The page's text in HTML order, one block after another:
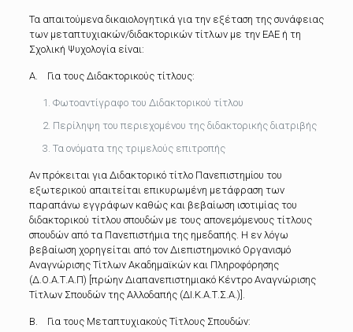
Τα απαιτούμενα δικαιολογητικά για την εξέταση της συνάφειας
των μεταπτυχιακών/διδακτορικών τίτλων με την ΕΑΕ ή τη
Σχολική Ψυχολογία είναι:
Α. Για τους Διδακτορικούς τίτλους:
Φωτοαντίγραφο του Διδακτορικού τίτλου
Περίληψη του περιεχομένου της διδακτορικής διατριβής
Τα ονόματα της τριμελούς επιτροπής
Αν πρόκειται για Διδακτορικό τίτλο Πανεπιστημίου του
εξωτερικού απαιτείται επικυρωμένη μετάφραση των
παραπάνω εγγράφων καθώς και βεβαίωση ισοτιμίας του
διδακτορικού τίτλου σπουδών με τους απονεμόμενους τίτλους
σπουδών από τα Πανεπιστήμια της ημεδαπής. Η εν λόγω
βεβαίωση χορηγείται από τον Διεπιστημονικό Οργανισμό
Αναγνώρισης Τίτλων Ακαδημαϊκών και Πληροφόρησης
(Δ.Ο.Α.Τ.Α.Π) [πρώην Διαπανεπιστημιακό Κέντρο Αναγνώρισης
Τίτλων Σπουδών της Αλλοδαπής (ΔΙ.Κ.Α.Τ.Σ.Α.)].
Β. Για τους Μεταπτυχιακούς Τίτλους Σπουδών: